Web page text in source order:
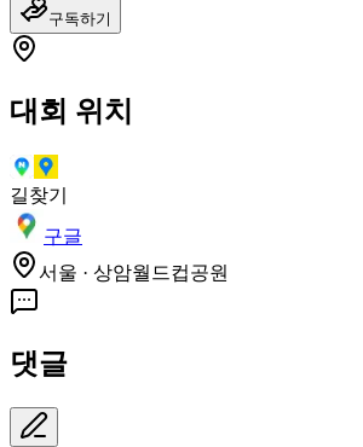
구독하기
대회 위치
길찾기
구글
서울 · 상암월드컵공원
댓글